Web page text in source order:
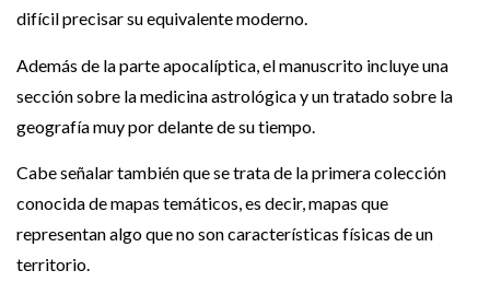
difícil precisar su equivalente moderno.
Además de la parte apocalíptica, el manuscrito incluye una
sección sobre la medicina astrológica y un tratado sobre la
geografía muy por delante de su tiempo.
Cabe señalar también que se trata de la primera colección
conocida de mapas temáticos, es decir, mapas que
representan algo que no son características físicas de un
territorio.